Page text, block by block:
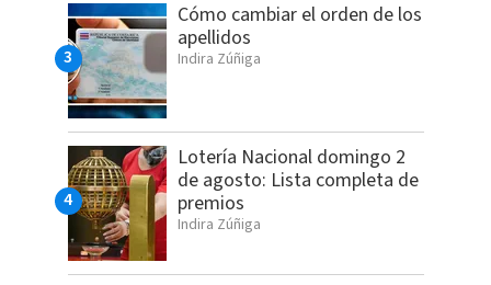
Cómo cambiar el orden de los
apellidos
Indira Zúñiga
Lotería Nacional domingo 2
de agosto: Lista completa de
premios
Indira Zúñiga